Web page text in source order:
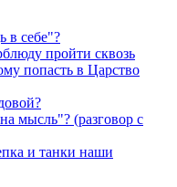
в себе"?
пройти сквозь
попасть в Царство
мысль"? (разговор с
и танки наши